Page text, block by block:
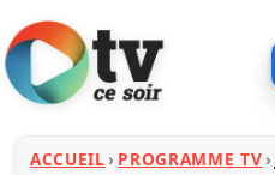
ACCUEIL PROGRAMME TV